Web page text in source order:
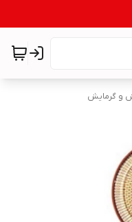
و گرمایش